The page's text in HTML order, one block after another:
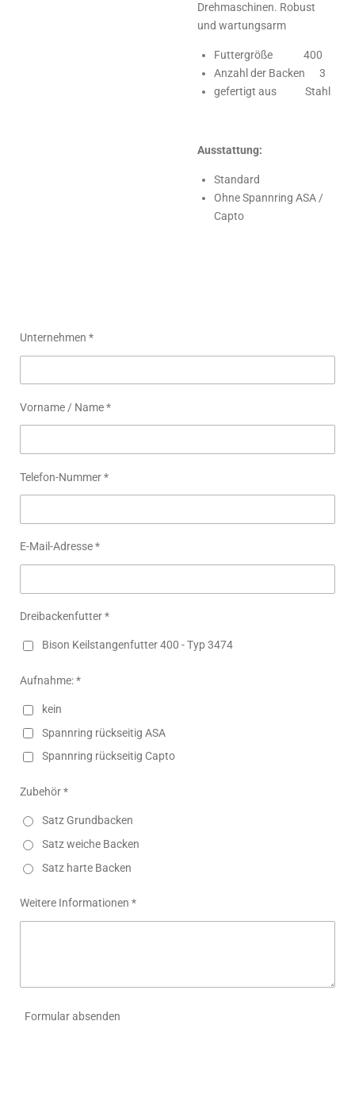
Drehmaschinen. Robust
und wartungsarm
Futtergröße 400
Anzahl der Backen 3
gefertigt aus Stahl
Ausstattung:
Standard
Ohne Spannring ASA /
Capto
Unternehmen *
Vorname / Name *
Telefon-Nummer *
E-Mail-Adresse *
Dreibackenfutter *
Bison Keilstangenfutter 400 - Typ 3474
Aufnahme: *
kein
Spannring rückseitig ASA
Spannring rückseitig Capto
Zubehör *
Satz Grundbacken
Satz weiche Backen
Satz harte Backen
Weitere Informationen *
Formular absenden